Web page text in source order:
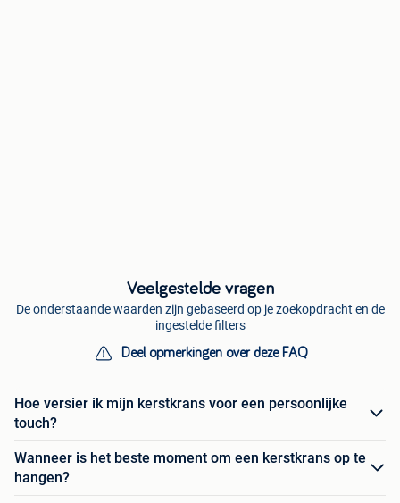
Veelgestelde vragen
De onderstaande waarden zijn gebaseerd op je zoekopdracht en de
ingestelde filters
Deel opmerkingen over deze FAQ
Hoe versier ik mijn kerstkrans voor een persoonlijke
touch?
Wanneer is het beste moment om een kerstkrans op te
hangen?